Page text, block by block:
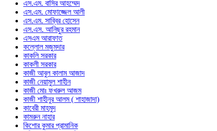
এস.এম. বাসির আহম্মেদ
এস.এম. মোফাজ্জেল আলী
এস.এম. সাব্বির হোসেন
এস.এস. আনিছুর রহমান
এসএম আরাফাত
কল্লোল মজুমদার
কাকলি সরকার
কাকলী সরকার
কাজী আবুল কালাম আজাদ
কাজী নেয়ামুল শাহীন
কাজী মোঃ ফখরুল আজম
কাজী শাহীনুর আলম ( শাহাজাদা)
কাবেরী মাহমুদ
কামরুন নাহার
কিশোর কুমার প্রামানিক